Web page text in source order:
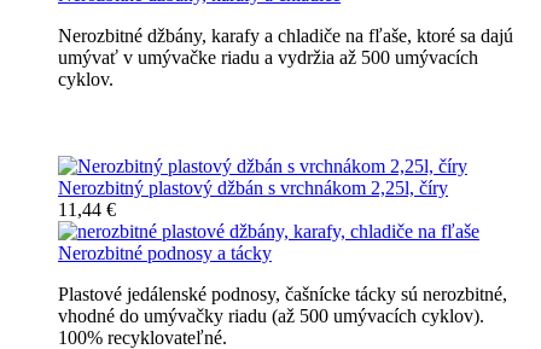
Nerozbitné džbány, karafy a chladiče na fľaše, ktoré sa dajú
umývať v umývačke riadu a vydržia až 500 umývacích
cyklov.
Nerozbitný plastový džbán s vrchnákom 2,25l, číry
11,44 €
Nerozbitné podnosy a tácky
Plastové jedálenské podnosy, čašnícke tácky sú nerozbitné,
vhodné do umývačky riadu (až 500 umývacích cyklov).
100% recyklovateľné.